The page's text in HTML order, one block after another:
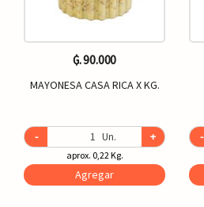
₲. 90.000
MAYONESA CASA RICA X KG.
- Un. +
aprox. 0,22 Kg.
Agregar
-